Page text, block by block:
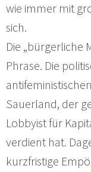
wie immer mit
sich.
Die „bürgerliche
Phrase. Die
Sauerland, der
Lobbyist für
verdient hat.
kurzfristige